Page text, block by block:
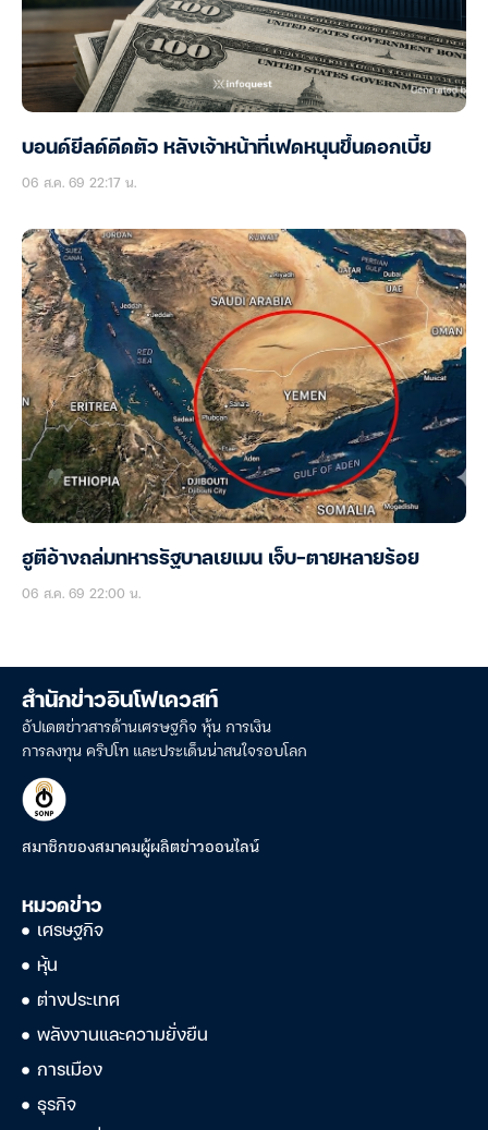
บอนด์ยีลด์ดีดตัว หลังเจ้าหน้าที่เฟดหนุนขึ้นดอกเบี้ย
06 ส.ค. 69 22:17 น.
ฮูตีอ้างถล่มทหารรัฐบาลเยเมน เจ็บ-ตายหลายร้อย
06 ส.ค. 69 22:00 น.
สำนักข่าวอินโฟเควสท์
อัปเดตข่าวสารด้านเศรษฐกิจ หุ้น การเงิน
การลงทุน คริปโท และประเด็นน่าสนใจรอบโลก
สมาชิกของสมาคมผู้ผลิตข่าวออนไลน์
หมวดข่าว
เศรษฐกิจ
หุ้น
ต่างประเทศ
พลังงานและความยั่งยืน
การเมือง
ธุรกิจ